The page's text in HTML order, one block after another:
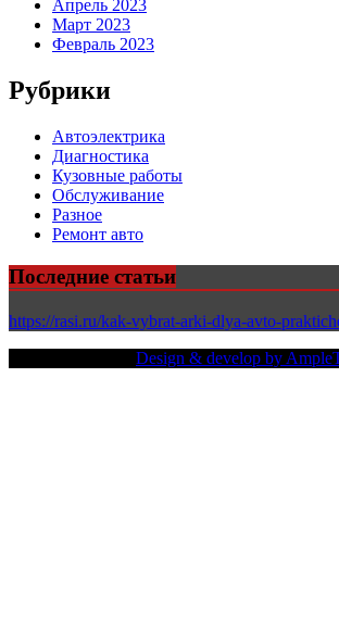
Апрель 2023
Март 2023
Февраль 2023
Рубрики
Автоэлектрика
Диагностика
Кузовные работы
Обслуживание
Разное
Ремонт авто
Последние статьи
https://rasi.ru/kak-vybrat-arki-dlya-avto-
Design & develop by